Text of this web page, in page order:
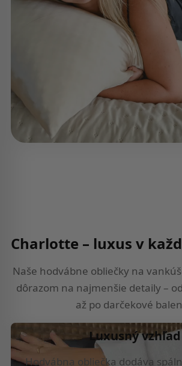
Charlotte – luxus v
Naše hodvábne obliečky na
dôrazom na najmenšie detaily –
až po darčekové
Luxusný vzhľad
Hodvábna obliečka dodáva